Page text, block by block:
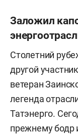
Заложил
Столетний
другой
ветеран
легенда
Татэнерго.
прежнему бодр